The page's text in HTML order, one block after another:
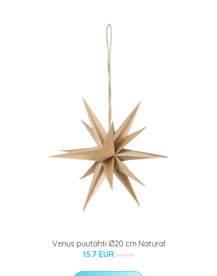
Venus puutähti Ø20 cm Natural
15.7 EUR 21 EUR